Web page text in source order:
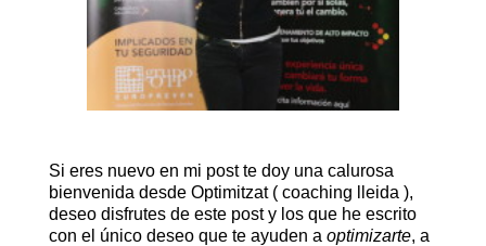
Si eres nuevo en mi post te doy una calurosa
bienvenida desde Optimitzat ( coaching lleida ),
deseo disfrutes de este post y los que he escrito
con el único deseo que te ayuden a optimizarte, a